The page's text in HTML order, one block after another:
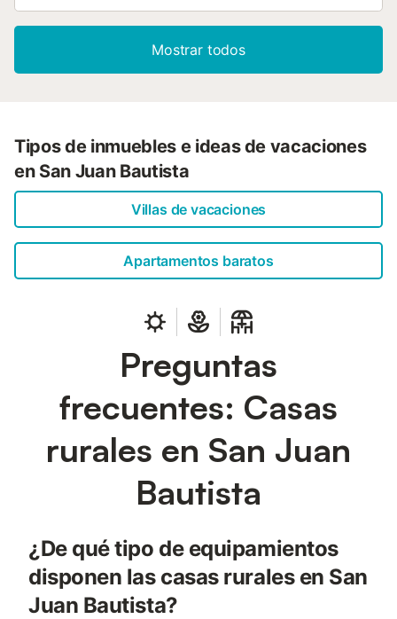
Mostrar todos
Tipos de inmuebles e ideas de vacaciones
en San Juan Bautista
Villas de vacaciones
Apartamentos baratos
Preguntas
frecuentes: Casas
rurales en San Juan
Bautista
¿De qué tipo de equipamientos
disponen las casas rurales en San
Juan Bautista?